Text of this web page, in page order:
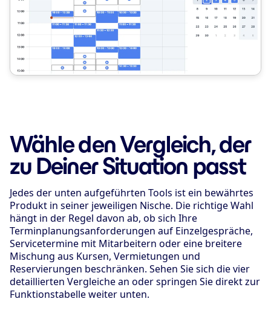
Wähle den Vergleich, der
zu Deiner Situation passt
Jedes der unten aufgeführten Tools ist ein bewährtes
Produkt in seiner jeweiligen Nische. Die richtige Wahl
hängt in der Regel davon ab, ob sich Ihre
Terminplanungsanforderungen auf Einzelgespräche,
Servicetermine mit Mitarbeitern oder eine breitere
Mischung aus Kursen, Vermietungen und
Reservierungen beschränken. Sehen Sie sich die vier
detaillierten Vergleiche an oder springen Sie direkt zur
Funktionstabelle weiter unten.